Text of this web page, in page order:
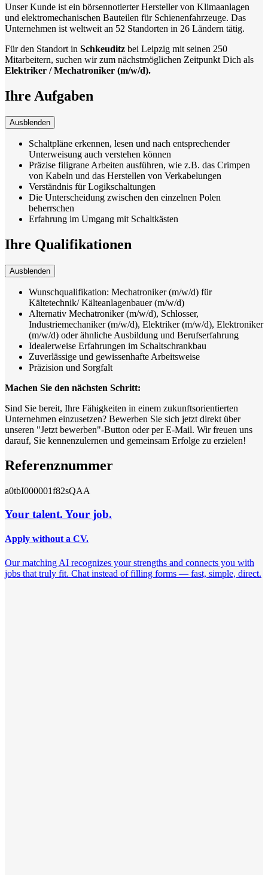
Unser Kunde ist ein börsennotierter Hersteller von Klimaanlagen
und elektromechanischen Bauteilen für Schienenfahrzeuge. Das
Unternehmen ist weltweit an 52 Standorten in 26 Ländern tätig.
Für den Standort in Schkeuditz bei Leipzig mit seinen 250
Mitarbeitern, suchen wir zum nächstmöglichen Zeitpunkt Dich als
Elektriker / Mechatroniker (m/w/d).
Ihre Aufgaben
Ausblenden
Schaltpläne erkennen, lesen und nach entsprechender
Unterweisung auch verstehen können
Präzise filigrane Arbeiten ausführen, wie z.B. das Crimpen
von Kabeln und das Herstellen von Verkabelungen
Verständnis für Logikschaltungen
Die Unterscheidung zwischen den einzelnen Polen
beherrschen
Erfahrung im Umgang mit Schaltkästen
Ihre Qualifikationen
Ausblenden
Wunschqualifikation: Mechatroniker (m/w/d) für
Kältetechnik/ Kälteanlagenbauer (m/w/d)
Alternativ Mechatroniker (m/w/d), Schlosser,
Industriemechaniker (m/w/d), Elektriker (m/w/d), Elektroniker
(m/w/d) oder ähnliche Ausbildung und Berufserfahrung
Idealerweise Erfahrungen im Schaltschrankbau
Zuverlässige und gewissenhafte Arbeitsweise
Präzision und Sorgfalt
Machen Sie den nächsten Schritt:
Sind Sie bereit, Ihre Fähigkeiten in einem zukunftsorientierten
Unternehmen einzusetzen? Bewerben Sie sich jetzt direkt über
unseren "Jetzt bewerben"-Button oder per E-Mail. Wir freuen uns
darauf, Sie kennenzulernen und gemeinsam Erfolge zu erzielen!
Referenznummer
a0tbI000001f82sQAA
Your talent. Your job.
Apply without a CV.
Our matching AI recognizes your strengths and connects you with
jobs that truly fit. Chat instead of filling forms — fast, simple, direct.